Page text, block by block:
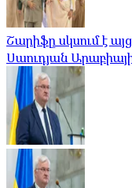
Շարիֆը սկսում է
Սաուդյան